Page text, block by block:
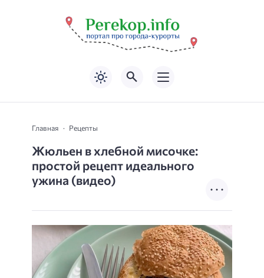
Главная Рецепты
Жюльен в хлебной мисочке:
простой рецепт идеального
ужина (видео)